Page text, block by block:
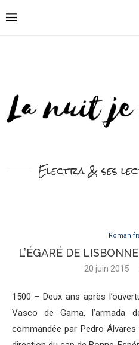
Electra & ses
Roman
L’ÉGARÉ DE
20 juin 2015
1500 – Deux ans après
Vasco de Gama, l’armada
commandée par Pedro Álvares